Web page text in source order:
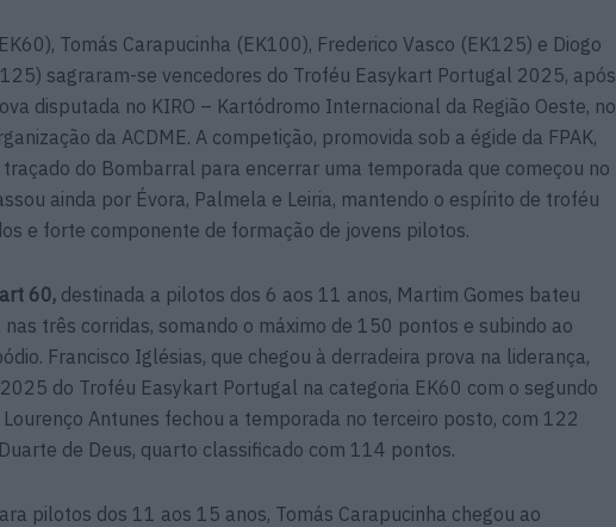
Tomás Carapucinha (EK100), Frederico Vasco (EK125) e Diogo
sagraram-se vencedores do Troféu Easykart Portugal 2025, após
disputada no KIRO – Kartódromo Internacional da Região Oeste, no
da ACDME. A competição, promovida sob a égide da FPAK,
traçado do Bombarral para encerrar uma temporada que começou no
ainda por Évora, Palmela e Leiria, mantendo o espírito de troféu
e forte componente de formação de jovens pilotos.
60, destinada a pilotos dos 6 aos 11 anos, Martim Gomes bateu
três corridas, somando o máximo de 150 pontos e subindo ao
Francisco Iglésias, que chegou à derradeira prova na liderança,
do Troféu Easykart Portugal na categoria EK60 com o segundo
Antunes fechou a temporada no terceiro posto, com 122
de Deus, quarto classificado com 114 pontos.
pilotos dos 11 aos 15 anos, Tomás Carapucinha chegou ao